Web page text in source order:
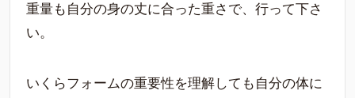
重量も自分の身の丈に合った重さで、行って下さ
い。
いくらフォームの重要性を理解しても自分の体に